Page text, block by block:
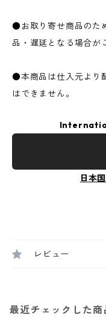
●お取り寄せ商品のた
品・遅延となる場合が
●本商品は仕入元より
はできません。
日本
レビュー
最近チェックした商